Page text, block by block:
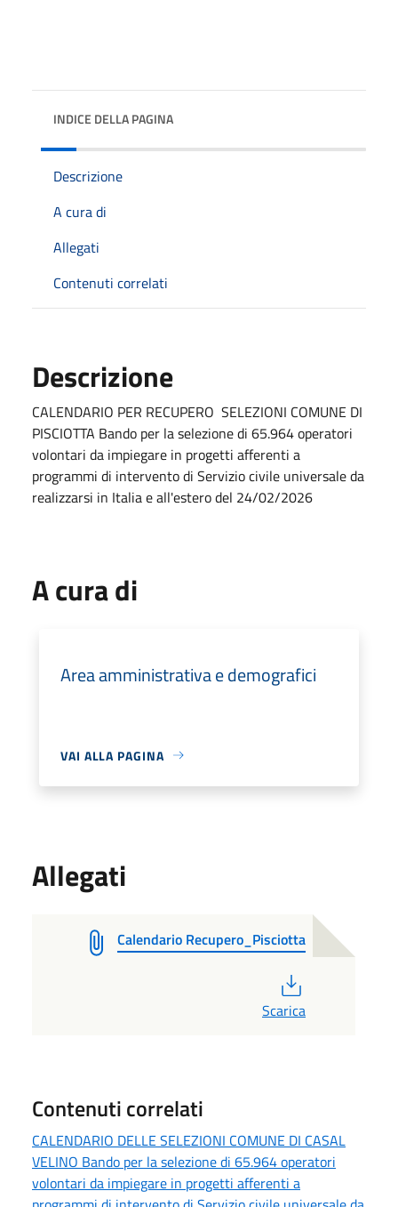
INDICE DELLA PAGINA
Descrizione
A cura di
Allegati
Contenuti correlati
Descrizione
CALENDARIO PER RECUPERO SELEZIONI COMUNE DI
PISCIOTTA Bando per la selezione di 65.964 operatori
volontari da impiegare in progetti afferenti a
programmi di intervento di Servizio civile universale da
realizzarsi in Italia e all'estero del 24/02/2026
A cura di
Area amministrativa e demografici
VAI ALLA PAGINA
Allegati
Calendario Recupero_Pisciotta
Scarica
Contenuti correlati
CALENDARIO DELLE SELEZIONI COMUNE DI CASAL
VELINO Bando per la selezione di 65.964 operatori
volontari da impiegare in progetti afferenti a